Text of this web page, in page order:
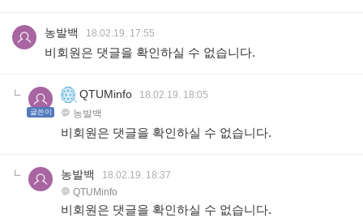
농발백 18.02.19. 17:55
비회원은 댓글을 확인하실 수 없습니다.
글쓴이
QTUMinfo
18.02.19. 18:05
농발백
비회원은 댓글을 확인하실 수 없습니다.
농발백
18.02.19. 18:37
QTUMinfo
비회원은 댓글을 확인하실 수 없습니다.